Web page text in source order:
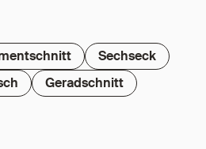
Sechseck
Geradschnitt